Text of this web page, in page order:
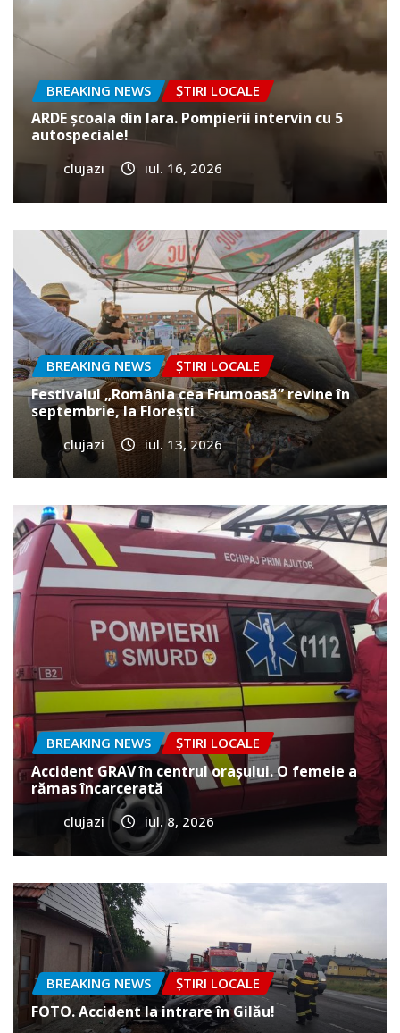
BREAKING NEWS ȘTIRI LOCALE
ARDE școala din Iara. Pompierii intervin cu 5
autospeciale!
clujazi iul. 16, 2026
BREAKING NEWS ȘTIRI LOCALE
Festivalul „România cea Frumoasă” revine în
septembrie, la Florești
clujazi iul. 13, 2026
BREAKING NEWS ȘTIRI LOCALE
Accident GRAV în centrul orașului. O femeie a
rămas încarcerată
clujazi iul. 8, 2026
BREAKING NEWS ȘTIRI LOCALE
FOTO. Accident la intrare în Gilău!